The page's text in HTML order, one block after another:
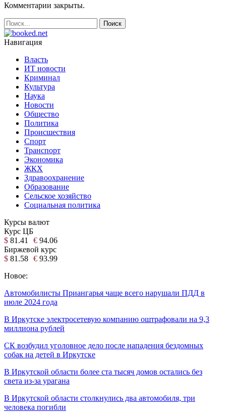
Комментарии закрыты.
Навигация
Власть
ИТ новости
Криминал
Культура
Наука
Новости
Общество
Политика
Происшествия
Спорт
Транспорт
Экономика
ЖКХ
Здравоохранение
Образование
Сельское хозяйство
Социальная политика
Курсы валют
Курс ЦБ
$ 81.41 € 94.06
Биржевой курс
$ 81.58 € 93.99
Новое:
Автомобилисты Приангарья чаще всего нарушали ПДД в
июле 2024 года
В Иркутске электросетевую компанию оштрафовали на 9,3
миллиона рублей
СК возбудил уголовное дело после нападения бездомных
собак на детей в Иркутске
В Иркутской области более ста тысяч домов остались без
света из-за урагана
В Иркутской области столкнулись два автомобиля, три
человека погибли